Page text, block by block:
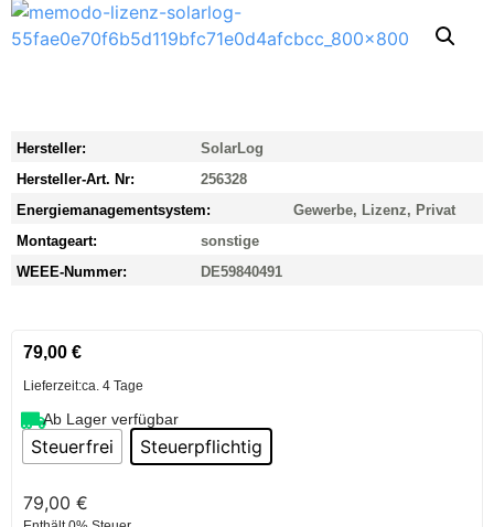
Hersteller:
SolarLog
Hersteller-Art. Nr:
256328
Energiemanagementsystem:
Gewerbe, Lizenz, Privat
Montageart:
sonstige
WEEE-Nummer:
DE59840491
79,00 €
Lieferzeit:ca. 4 Tage
Ab Lager verfügbar
Steuerfrei Steuerpflichtig
79,00 €